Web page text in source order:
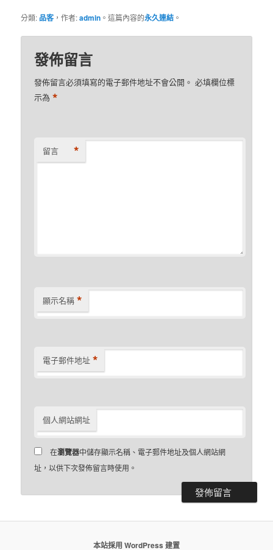
分類: 品客 ，作者:admin 。這篇內容的永久連結 。
發佈留言
發佈留言必須填寫的電子郵件地址不會公開。 必填欄位標
示為*
留言 *
顯示名稱 *
電子郵件地址 *
個人網站網址
在瀏覽器中儲存顯示名稱、電子郵件地址及個人網站網
址，以供下次發佈留言時使用。
本站採用 WordPress 建置